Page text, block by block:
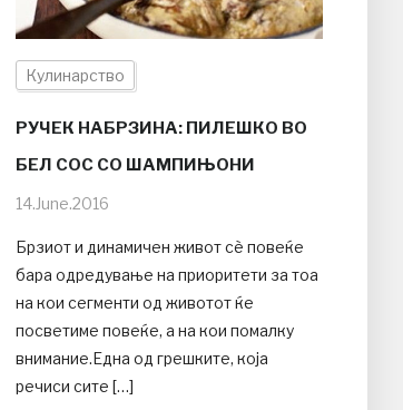
Кулинарство
РУЧЕК НАБРЗИНА: ПИЛЕШКО ВО
БЕЛ СОС СО ШАМПИЊОНИ
14.June.2016
Брзиот и динамичен живот сè повеќе
бара одредување на приоритети за тоа
на кои сегменти од животот ќе
посветиме повеќе, а на кои помалку
внимание.Една од грешките, која
речиси сите […]